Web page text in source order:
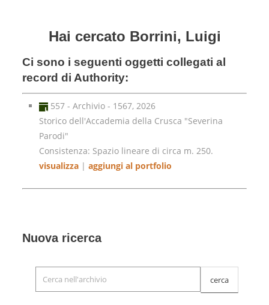
Hai cercato Borrini, Luigi
Ci sono i seguenti oggetti collegati al
record di Authority:
557 - Archivio - 1567, 2026
Storico dell'Accademia della Crusca "Severina
Parodi"
Consistenza: Spazio lineare di circa m. 250.
visualizza| aggiungi al portfolio
Nuova ricerca